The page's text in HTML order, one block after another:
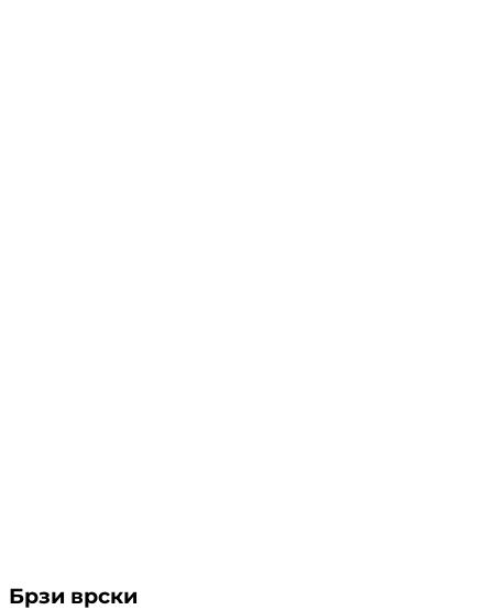
Брзи врски